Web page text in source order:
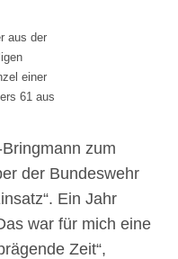
aus der
einer
61 aus
zum
der Bundeswehr
Ein Jahr
war für mich eine
Zeit“,